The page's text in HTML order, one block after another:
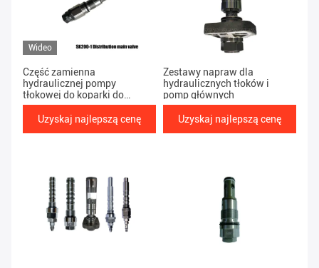
Wideo
Część zamienna
hydraulicznej pompy
tłokowej do koparki do
ciężkiego sprzętu SK200-1
Główny zawór rozdzielczy do
Uzyskaj najlepszą cenę
Zestawy napraw dla
hydraulicznych tłoków i
pomp głównych
Uzyskaj najlepszą cenę